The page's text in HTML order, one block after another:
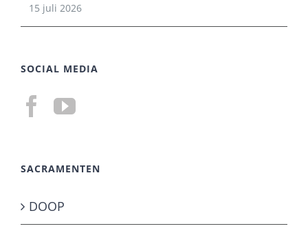
15 juli 2026
SOCIAL MEDIA
SACRAMENTEN
DOOP